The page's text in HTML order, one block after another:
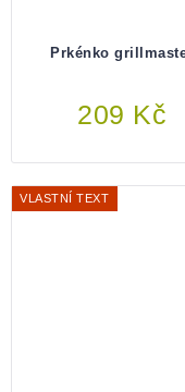
Prkénko
209 Kč
Do košíku
VLASTNÍ TEXT